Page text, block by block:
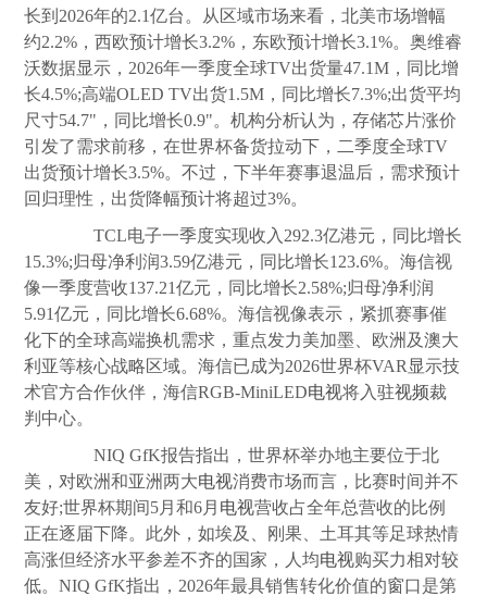
长到2026年的2.1亿台。从区域市场来看，北美市场增幅
约2.2%，西欧预计增长3.2%，东欧预计增长3.1%。奥维睿
沃数据显示，2026年一季度全球TV出货量47.1M，同比增
长4.5%;高端OLED TV出货1.5M，同比增长7.3%;出货平均
尺寸54.7"，同比增长0.9"。机构分析认为，存储芯片涨价
引发了需求前移，在世界杯备货拉动下，二季度全球TV
出货预计增长3.5%。不过，下半年赛事退温后，需求预计
回归理性，出货降幅预计将超过3%。
TCL电子一季度实现收入292.3亿港元，同比增长
15.3%;归母净利润3.59亿港元，同比增长123.6%。海信视
像一季度营收137.21亿元，同比增长2.58%;归母净利润
5.91亿元，同比增长6.68%。海信视像表示，紧抓赛事催
化下的全球高端换机需求，重点发力美加墨、欧洲及澳大
利亚等核心战略区域。海信已成为2026世界杯VAR显示技
术官方合作伙伴，海信RGB-MiniLED电视将入驻视频裁
判中心。
NIQ GfK报告指出，世界杯举办地主要位于北
美，对欧洲和亚洲两大电视消费市场而言，比赛时间并不
友好;世界杯期间5月和6月 电视营收占全年总营收的比例
正在逐届下降。此外，如埃及、刚果、土耳其等足球热情
高涨但经济水平参差不齐的国家，人均电视购买力相对较
低。NIQ GfK指出，2026年最具销售转化价值的窗口是第